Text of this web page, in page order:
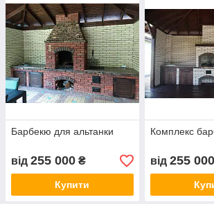
Барбекю для альтанки
від 255 000 ₴
Купити
Комплекс
від 255 000